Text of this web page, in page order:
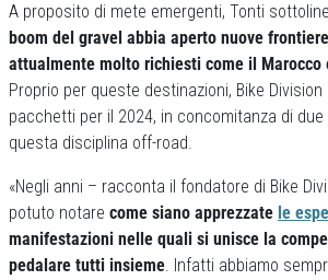
A proposito di mete emergenti, Tonti
boom del gravel abbia aperto nuove
attualmente molto richiesti come il Marocco
Proprio per queste destinazioni, Bike
pacchetti per il 2024, in concomitanza di
questa disciplina off-road.
«Negli anni – racconta il fondatore di Bike
potuto notare come siano apprezzate le
manifestazioni nelle quali si unisce la
pedalare tutti insieme. Infatti abbiamo